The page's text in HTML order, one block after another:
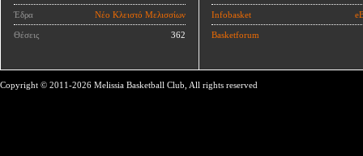
Έδρα Νέο Κλειστό Μελισσίων
Θέσεις 362
Infobasket
Basketforum
Copyright © 2011-2026 Melissia Basketball Club, All rights reserved